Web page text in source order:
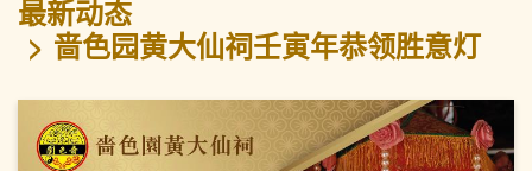
最新动态
啬色园黄大仙祠壬寅年恭领胜意灯